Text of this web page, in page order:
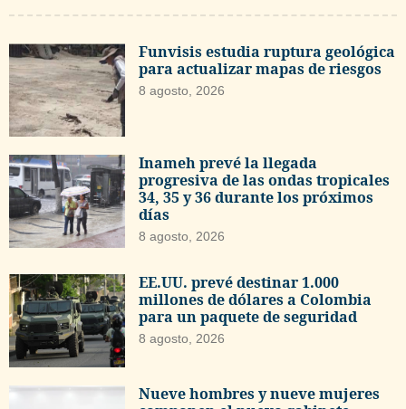
Funvisis estudia ruptura geológica
para actualizar mapas de riesgos
8 agosto, 2026
Inameh prevé la llegada
progresiva de las ondas tropicales
34, 35 y 36 durante los próximos
días
8 agosto, 2026
EE.UU. prevé destinar 1.000
millones de dólares a Colombia
para un paquete de seguridad
8 agosto, 2026
Nueve hombres y nueve mujeres